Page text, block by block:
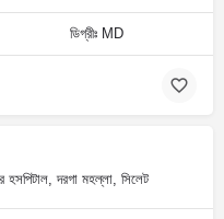
ডিগ্রীঃ MD
হসপিটাল, দরগা মহল্লা, সিলেট